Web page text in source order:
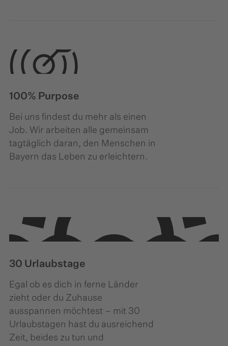
100% Purpose
Bei uns findest du mehr als einen
Job. Wir arbeiten alle gemeinsam
tagtäglich daran, den Menschen in
Bayern das Leben zu erleichtern.
30 Urlaubstage
Egal ob es dich in ferne Länder
zieht oder du Zuhause
ausspannen möchtest – mit 30
Urlaubstagen hast du ausreichend
Zeit, beides zu tun und